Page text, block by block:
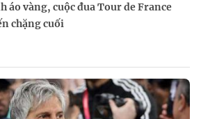
áo vàng, cuộc đua Tour de France
chặng cuối